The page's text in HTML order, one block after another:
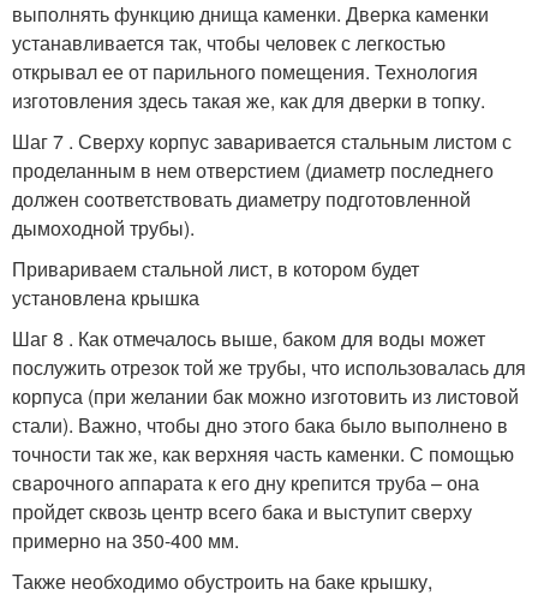
выполнять функцию днища каменки. Дверка каменки
устанавливается так, чтобы человек с легкостью
открывал ее от парильного помещения. Технология
изготовления здесь такая же, как для дверки в топку.
Шаг 7 . Сверху корпус заваривается стальным листом с
проделанным в нем отверстием (диаметр последнего
должен соответствовать диаметру подготовленной
дымоходной трубы).
Привариваем стальной лист, в котором будет
установлена крышка
Шаг 8 . Как отмечалось выше, баком для воды может
послужить отрезок той же трубы, что использовалась для
корпуса (при желании бак можно изготовить из листовой
стали). Важно, чтобы дно этого бака было выполнено в
точности так же, как верхняя часть каменки. С помощью
сварочного аппарата к его дну крепится труба – она
пройдет сквозь центр всего бака и выступит сверху
примерно на 350-400 мм.
Также необходимо обустроить на баке крышку,